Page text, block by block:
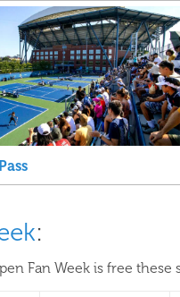
:
Fan Week is free